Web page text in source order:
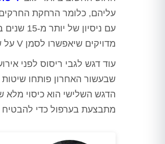
עליהם, כלומר הרחקת
עם
מדויקים שיאפשרו לסמן V על שתי המטרות החשובות.
עוד דגש לגבי ריסוס לפני
שבעשור האחרון פותחו שיטות
הדגש השלישי הוא כיסוי
מתבצעת בערפול כדי
מתאימה, לאחר מכן חזר שוב וסיים
את העבודה, כבר אין חולדות
שמתרוצצות בחדר מדרגות, אין
חולדה שמחכה בחדר אשפה, פשוט
תודה ערן, בטוחה שנתראה בשנה
הבאה